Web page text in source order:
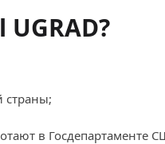
страны;
в